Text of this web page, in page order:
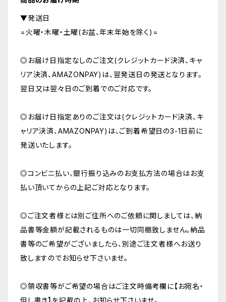
▼発送日
=火曜・木曜・土曜(お盆、年末年始を除く)=
◎お届け日指定なしのご注文(クレジットカード決済、キャ
リア決済、AMAZONPAY)は、翌発送日の発送となります。
翌日又は翌々日のご到着でのご対応です。
◎お届け日指定ありのご注文は(クレジットカード決済、キ
ャリア決済、AMAZONPAY)は、ご到着希望日の3-1日前に
発送いたします。
◎コンビニ払い、銀行振り込みのお支払方法の場合はお支
払い頂いてからの上記ご対応となります。
◎ご注文者様とは別ご住所へのご依頼に関しましては、納
品書等金額が記載されるものは一切同梱致しません。納品
書等のご希望がございましたら、別途ご注文者様へお送り
致しますのでお知らせ下さいませ。
◎領収書等がご希望の場合はご注文時備考欄に【お宛名・
但し書き】を記載の上、お知らせ下さいませ。